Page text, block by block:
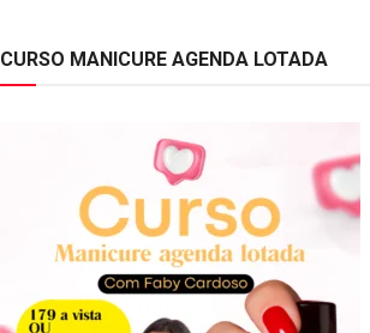
CURSO MANICURE AGENDA LOTADA